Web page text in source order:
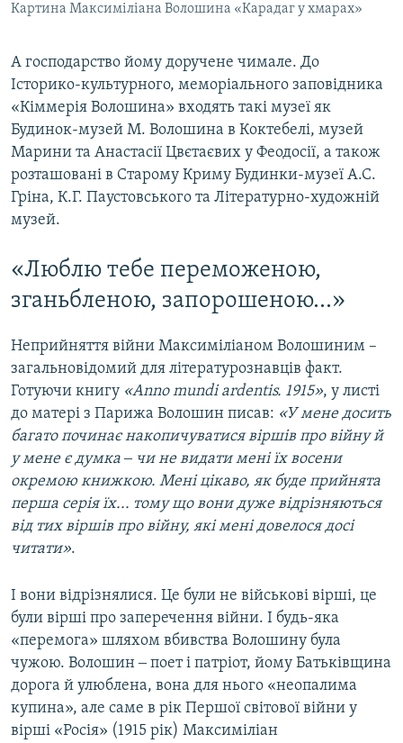
Картина Максиміліана Волошина «Карадаг у хмарах»
А господарство йому доручене чимале. До
Історико-культурного, меморіального заповідника
«Кіммерія Волошина» входять такі музеї як
Будинок-музей М. Волошина в Коктебелі, музей
Марини та Анастасії Цвєтаєвих у Феодосії, а також
розташовані в Старому Криму Будинки-музеї А.С.
Гріна, К.Г. Паустовського та Літературно-художній
музей.
«Люблю тебе переможеною,
зганьбленою, запорошеною...»
Неприйняття війни Максиміліаном Волошиним –
загальновідомий для літературознавців факт.
Готуючи книгу «Anno mundi ardentis. 1915», у листі
до матері з Парижа Волошин писав: «У мене досить
багато починає накопичуватися віршів про війну й
у мене є думка ‒ чи не видати мені їх восени
окремою книжкою. Мені цікаво, як буде прийнята
перша серія їх... тому що вони дуже відрізняються
від тих віршів про війну, які мені довелося досі
читати».
І вони відрізнялися. Це були не військові вірші, це
були вірші про заперечення війни. І будь-яка
«перемога» шляхом вбивства Волошину була
чужою. Волошин ‒ поет і патріот, йому Батьківщина
дорога й улюблена, вона для нього «неопалима
купина», але саме в рік Першої світової війни у
вірші «Росія» (1915 рік) Максиміліан